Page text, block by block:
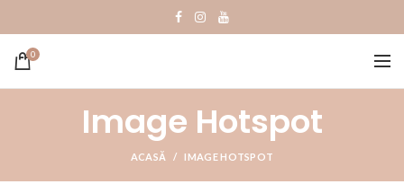
0
Image Hotspot
ACASĂ IMAGE HOTSPOT